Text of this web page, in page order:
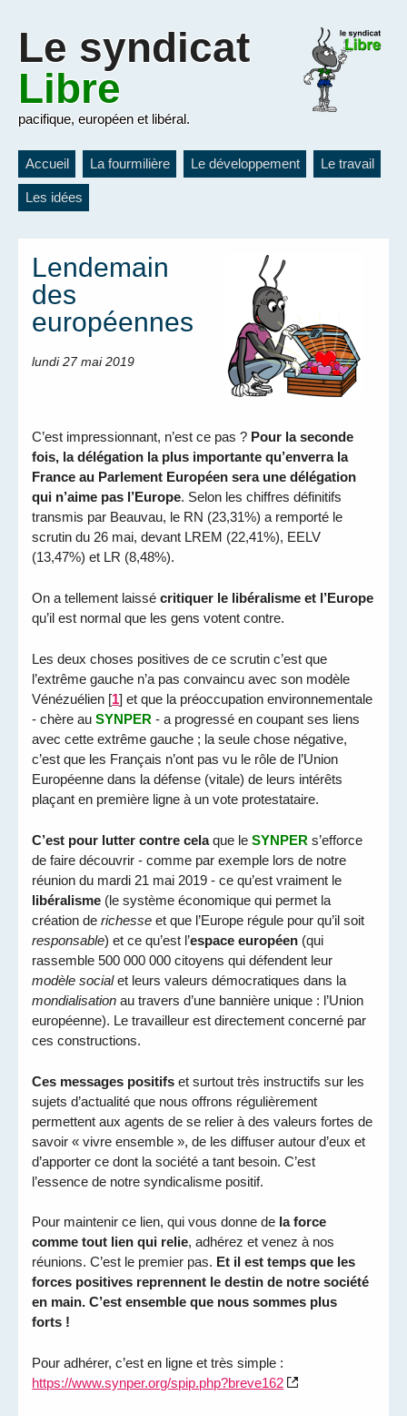
Le syndicat
Libre
pacifique, européen et libéral.
Accueil La fourmilière Le développement Le travail
Les idées
Lendemain
des
européennes
lundi 27 mai 2019
C’est impressionnant, n’est ce pas ? Pour la seconde
fois, la délégation la plus importante qu’enverra la
France au Parlement Européen sera une délégation
qui n’aime pas l’Europe. Selon les chiffres définitifs
transmis par Beauvau, le RN (23,31%) a remporté le
scrutin du 26 mai, devant LREM (22,41%), EELV
(13,47%) et LR (8,48%).
On a tellement laissécritiquer le libéralisme et l’Europe
qu’il est normal que les gens votent contre.
Les deux choses positives de ce scrutin c’est que
l’extrême gauche n’a pas convaincu avec son modèle
Vénézuélien [1] et que la préoccupation environnementale
- chère auSYNPER - a progressé en coupant ses liens
avec cette extrême gauche ; la seule chose négative,
c’est que les Français n’ont pas vu le rôle de l’Union
Européenne dans la défense (vitale) de leurs intérêts
plaçant en première ligne à un vote protestataire.
C’est pour lutter contre celaque leSYNPER s’efforce
de faire découvrir - comme par exemple lors de notre
réunion du mardi 21 mai 2019 - ce qu’est vraiment le
libéralisme (le système économique qui permet la
création derichesseet que l’Europe régule pour qu’il soit
responsable) et ce qu’est l’espace européen (qui
rassemble 500 000 000 citoyens qui défendent leur
modèle socialet leurs valeurs démocratiques dans la
mondialisationau travers d’une bannière unique : l’Union
européenne). Le travailleur est directement concerné par
ces constructions.
Ces messages positifs et surtout très instructifs sur les
sujets d’actualité que nous offrons régulièrement
permettent aux agents de se relier à des valeurs fortes de
savoir « vivre ensemble », de les diffuser autour d’eux et
d’apporter ce dont la société a tant besoin. C’est
l’essence de notre syndicalisme positif.
Pour maintenir ce lien, qui vous donne de la force
comme tout lien qui relie, adhérez et venez à nos
réunions. C’est le premier pas. Et il est temps que les
forces positives reprennent le destin de notre société
en main. C’est ensemble que nous sommes plus
forts !
Pour adhérer, c’est en ligne et très simple :
https://www.synper.org/spip.php?breve162